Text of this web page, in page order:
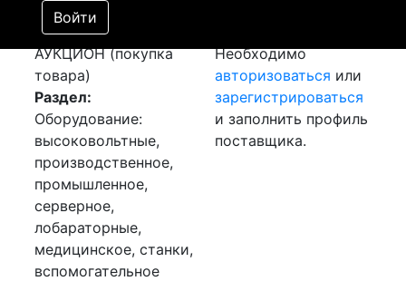
Войти
[Завершен]
Лот №:2536
АУКЦИОН (покупка
товара)
Раздел:
Оборудование:
высоковольтные,
производственное,
промышленное,
серверное,
лобараторные,
медицинское, станки,
вспомогательное
Необходимо
авторизоваться или
зарегистрироваться
и заполнить профиль
поставщика.